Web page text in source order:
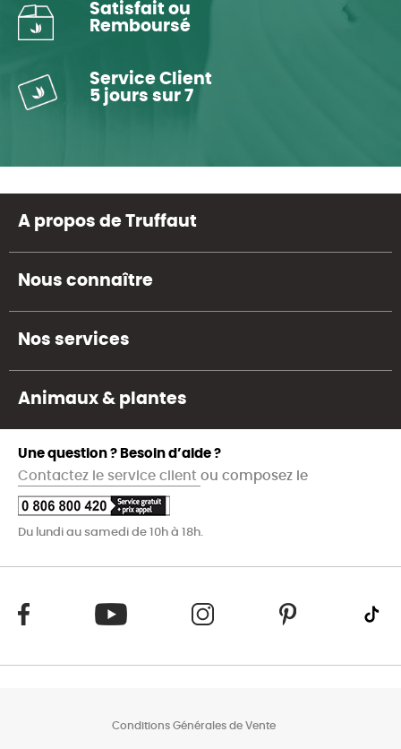
Satisfait ou
Remboursé
Service Client
5 jours sur 7
A propos de Truffaut
Nous connaître
Nos services
Animaux & plantes
Une question ? Besoin d’aide ?
Contactez le service client ou composez le
Du lundi au samedi de 10h à 18h.
Conditions Générales de Vente